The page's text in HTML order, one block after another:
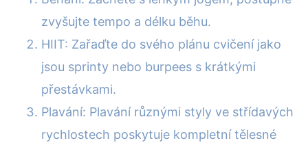
zvyšujte tempo a délku běhu.
HIIT: Zařaďte do svého plánu cvičení jako
jsou sprinty nebo burpees s krátkými
přestávkami.
Plavání: Plavání různými styly ve střídavých
rychlostech poskytuje kompletní tělesné